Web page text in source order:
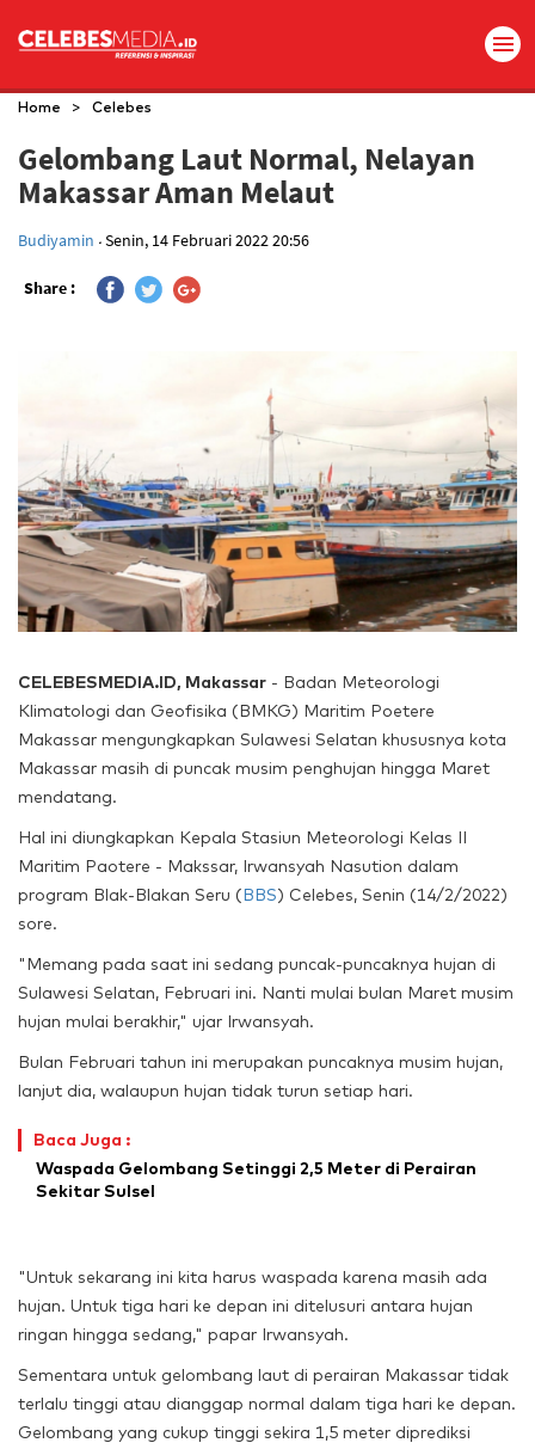
Home > Celebes
Gelombang Laut Normal, Nelayan
Makassar Aman Melaut
Budiyamin .Senin, 14 Februari 2022 20:56
Share :
CELEBESMEDIA.ID, Makassar - Badan Meteorologi
Klimatologi dan Geofisika (BMKG) Maritim Poetere
Makassar mengungkapkan Sulawesi Selatan khususnya kota
Makassar masih di puncak musim penghujan hingga Maret
mendatang.
Hal ini diungkapkan Kepala Stasiun Meteorologi Kelas II
Maritim Paotere - Makssar, Irwansyah Nasution dalam
program Blak-Blakan Seru (BBS) Celebes, Senin (14/2/2022)
sore.
"Memang pada saat ini sedang puncak-puncaknya hujan di
Sulawesi Selatan, Februari ini. Nanti mulai bulan Maret musim
hujan mulai berakhir," ujar Irwansyah.
Bulan Februari tahun ini merupakan puncaknya musim hujan,
lanjut dia, walaupun hujan tidak turun setiap hari.
Baca Juga :
Waspada Gelombang Setinggi 2,5 Meter di Perairan
Sekitar Sulsel
"Untuk sekarang ini kita harus waspada karena masih ada
hujan. Untuk tiga hari ke depan ini ditelusuri antara hujan
ringan hingga sedang," papar Irwansyah.
Sementara untuk gelombang laut di perairan Makassar tidak
terlalu tinggi atau dianggap normal dalam tiga hari ke depan.
Gelombang yang cukup tinggi sekira 1,5 meter diprediksi